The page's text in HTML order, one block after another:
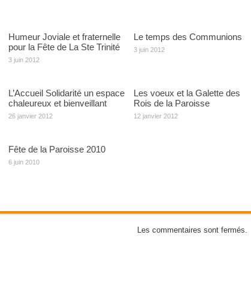
Humeur Joviale et fraternelle
pour la Fête de La Ste Trinité
3 juin 2012
Le temps des Communions
3 juin 2012
L’Accueil Solidarité un espace
chaleureux et bienveillant
26 janvier 2012
Les voeux et la Galette des
Rois de la Paroisse
12 janvier 2012
Fête de la Paroisse 2010
6 juin 2010
Les commentaires sont fermés.